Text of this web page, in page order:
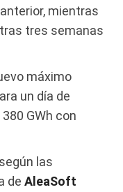
mientras
tres semanas
máximo
un día de
GWh con
las
de AleaSoft